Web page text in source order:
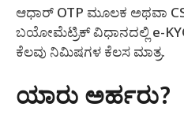
ಆಧಾರ್ OTP ಮೂಲಕ ಅಥವಾ
ಬಯೋಮೆಟ್ರಿಕ್ ವಿಧಾನದಲ್ಲಿ e-
ಕೆಲವು ನಿಮಿಷಗಳ ಕೆಲಸ ಮಾತ್ರ.
ಯಾರು ಅರ್ಹರು?